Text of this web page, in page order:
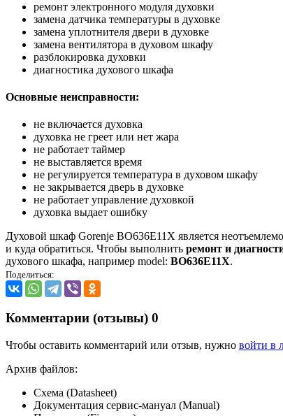
ремонт электронного модуля духовки
замена датчика температуры в духовке
замена уплотнителя двери в духовке
замена вентилятора в духовом шкафу
разблокировка духовки
диагностика духового шкафа
Основные неисправности:
не включается духовка
духовка не греет или нет жара
не работает таймер
не выставляется время
не регулируется температура в духовом шкафу
не закрывается дверь в духовке
не работает управление духовкой
духовка выдает ошибку
Духовой шкаф Gorenje BO636E11X является
и куда обратиться. Чтобы выполнить ремонт и
духового шкафа, например model: BO636E11X.
Поделиться:
Комментарии (отзывы) 0
Чтобы оставить комментарий или отзыв, нужно войти в
Архив файлов:
Схема (Datasheet)
Документация сервис-мануал (Manual)